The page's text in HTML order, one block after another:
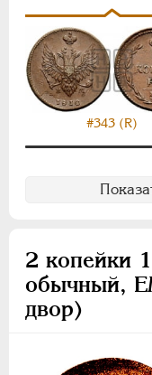
#343 (R)
2 копейки
обычный,
двор)